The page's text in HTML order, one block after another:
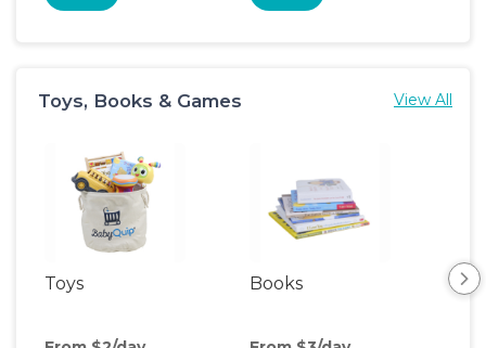
Toys, Books & Games View All
Toys Books